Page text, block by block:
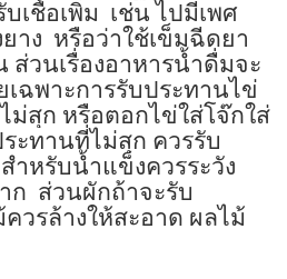
เชื้อเพิ่ม เช่น ไปมีเพศ
าง หรือว่าใช้เข็มฉีดยา
วนเรื่องอาหารน้ำดื่มจะ
เฉพาะการรับประทานไข่
ม่สุก หรือตอกไข่ใส่โจ๊กใส่
ะทานที่ไม่สุก ควรรับ
ำหรับน้ำแข็งควรระวัง
ก ส่วนผักถ้าจะรับ
วรล้างให้สะอาด ผลไม้